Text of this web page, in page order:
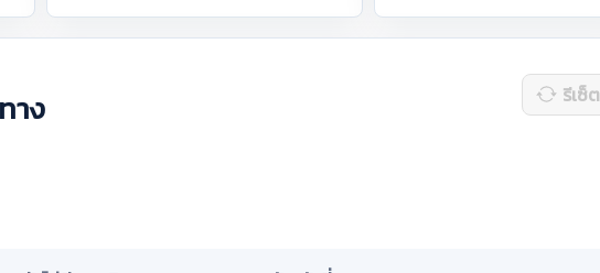
าง รีเซ็ต